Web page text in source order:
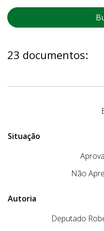
23 documentos:
Situação
Não
Autoria
Deputado